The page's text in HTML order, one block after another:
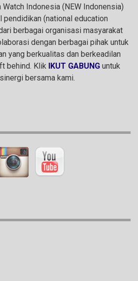
Indonesia (NEW Indonensia)
pendidikan (national education
berbagai organisasi masyarakat
dengan berbagai pihak untuk
yang berkualitas dan berkeadilan
behind. Klik IKUT GABUNG untuk
bersama kami.